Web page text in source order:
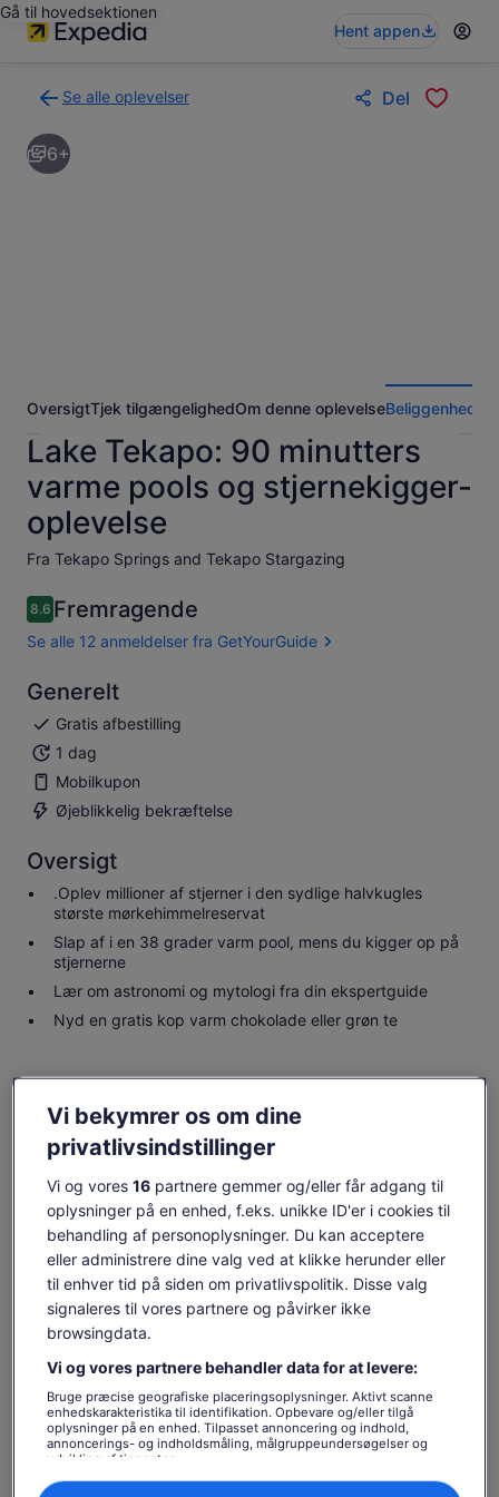
Gå til hovedsektionen
Hent appen
Se alle oplevelser
til
siden
med
Del
6+
OversigtTjek tilgængelighedOm denne oplevelseBeliggenhed
Lake Tekapo: 90 minutters
varme pools og stjernekigger-
oplevelse
Fra Tekapo Springs and Tekapo Stargazing
8.68.6 ud af 10
Fremragende
Se alle 12 anmeldelser fra GetYourGuide
Generelt
Gratis afbestilling
1 dag
Mobilkupon
Øjeblikkelig bekræftelse
Oversigt
.Oplev millioner af stjerner i den sydlige halvkugles
største mørkehimmelreservat
Slap af i en 38 grader varm pool, mens du kigger op på
stjernerne
Lær om astronomi og mytologi fra din ekspertguide
Nyd en gratis kop varm chokolade eller grøn te
Tjek tilgængelighed
Ændr datoer
Ændr
datoer
lør. 8. aug.
717 kr.
søn. 9. aug.
717 kr.
man. 10. aug.
717 kr.
tir. 11. aug.
-
Prisen
er
720 kr.
pr.
voksen
720 kr.
inkl. skatter og gebyrer
Se billetter
Indholdet på denne side kan være maskinoversat
Se originalteksten (på engelsk)
Giv os feedback om oversættelsen Åbner
ny
fane
Hvad er inkluderet, og hvad
er ikke
90 minutters guidet tur med stjernekig, teleskop og
varmt bassin
Vi bekymrer os om dine
privatlivsindstillinger
Vi og vores 16partnere gemmer og/eller får adgang til
oplysninger på en enhed, f.eks. unikke ID'er i cookies til
behandling af personoplysninger. Du kan acceptere
eller administrere dine valg ved at klikke herunder eller
til enhver tid på siden om privatlivspolitik. Disse valg
signaleres til vores partnere og påvirker ikke
browsingdata.
Vi og vores partnere behandler data for at levere:
Bruge præcise geografiske placeringsoplysninger. Aktivt scanne
enhedskarakteristika til identifikation. Opbevare og/eller tilgå
oplysninger på en enhed. Tilpasset annoncering og indhold,
annoncerings- og indholdsmåling, målgruppeundersøgelser og
udvikling af tjenester.
Liste over partnere (leverandører)